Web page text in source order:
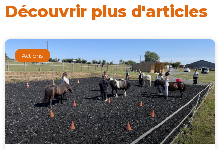
Découvrir plus d'articles
Actions